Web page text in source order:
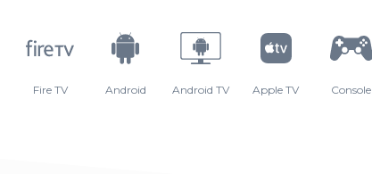
Fire TV Android Android TV Apple TV Console